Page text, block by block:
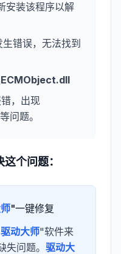
安装该程序以解
生错误，无法找到
ECMObject.dll
，出现
问题。
个问题：
"一键修复
驱动大师"软件来
失问题。 驱动大